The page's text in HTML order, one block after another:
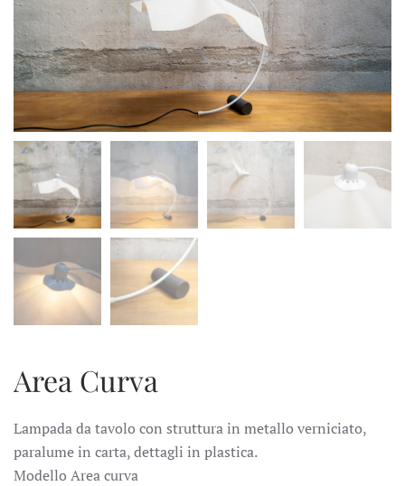
Area Curva
Lampada da tavolo con struttura in metallo verniciato,
paralume in carta, dettagli in plastica.
Modello Area curva